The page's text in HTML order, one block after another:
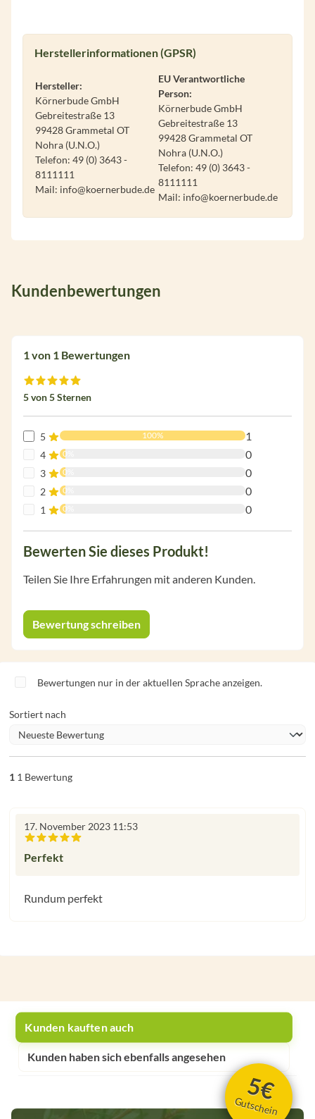
Herstellerinformationen (GPSR)
Hersteller:
Körnerbude GmbH
Gebreitestraße 13
99428 Grammetal OT
Nohra (U.N.O.)
Telefon: 49 (0) 3643 -
8111111
Mail: info@koernerbude.de
EU Verantwortliche
Person:
Körnerbude GmbH
Gebreitestraße 13
99428 Grammetal OT
Nohra (U.N.O.)
Telefon: 49 (0) 3643 -
8111111
Mail: info@koernerbude.de
Kundenbewertungen
1 von 1 Bewertungen
Durchschnittliche Bewertung von 5 von 5 Sternen
5 von 5 Sternen
5 100% 1
4 0% 0
3 0% 0
2 0% 0
1 0% 0
Bewerten Sie dieses Produkt!
Teilen Sie Ihre Erfahrungen mit anderen Kunden.
Bewertung schreiben
Bewertungen nur in der aktuellen Sprache anzeigen.
Sortiert nach
1 1 Bewertung
17. November 2023 11:53
Perfekt
Rundum perfekt
Kunden kauften auch
Kunden haben sich ebenfalls angesehen
5€
Gutschein